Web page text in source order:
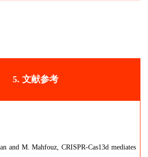
5. 文献参考
and M. Mahfouz, CRISPR-Cas13d mediates